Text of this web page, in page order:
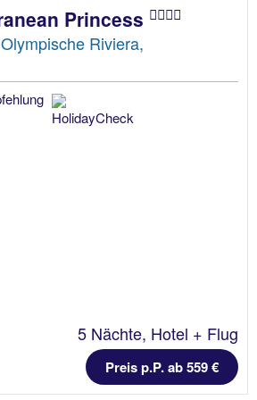
Princess
Riviera,
5 Nächte, Hotel + Flug
Preis p.P. ab 559 €